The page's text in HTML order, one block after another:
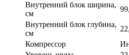
Внутренний блок ширина,
см
Внутренний блок глубина,
см
Компрессор